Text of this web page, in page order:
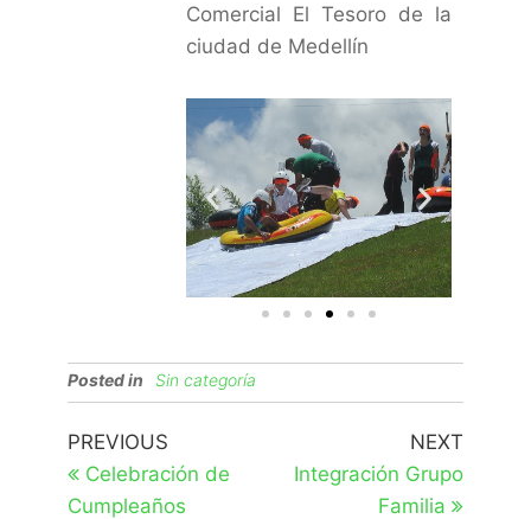
Comercial El Tesoro de la
ciudad de Medellín
Posted in Sin categoría
PREVIOUS
Celebración de
Cumpleaños
NEXT
Integración Grupo
Familia